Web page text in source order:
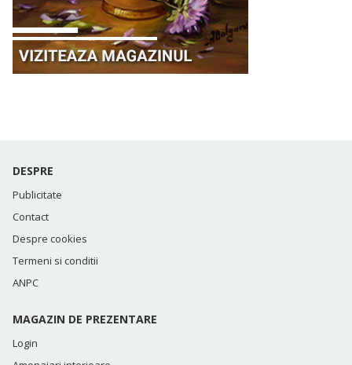
DESPRE
Publicitate
Contact
Despre cookies
Termeni si conditii
ANPC
MAGAZIN DE PREZENTARE
Login